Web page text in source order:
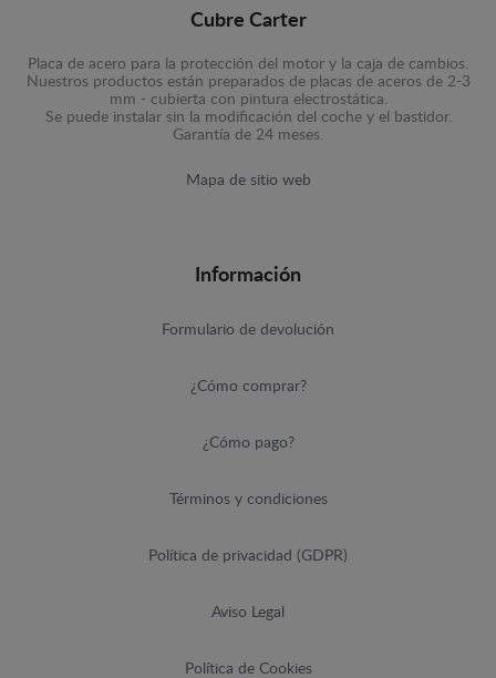
Cubre Carter
Placa de acero para la protección del motor y la caja de cambios.
Nuestros productos están preparados de placas de aceros de 2-3
mm - cubierta con pintura electrostática.
Se puede instalar sin la modificación del coche y el bastidor.
Garantía de 24 meses.
Mapa de sitio web
Información
Formulario de devolución
¿Cómo comprar?
¿Cómo pago?
Términos y condiciones
Política de privacidad (GDPR)
Aviso Legal
Política de Cookies